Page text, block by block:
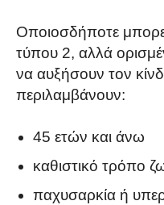
Οποιοσδήποτε
τύπου 2, αλλά
να αυξήσουν τον
περιλαμβάνουν:
45 ετών και άνω
καθιστικό τρόπο
παχυσαρκία ή